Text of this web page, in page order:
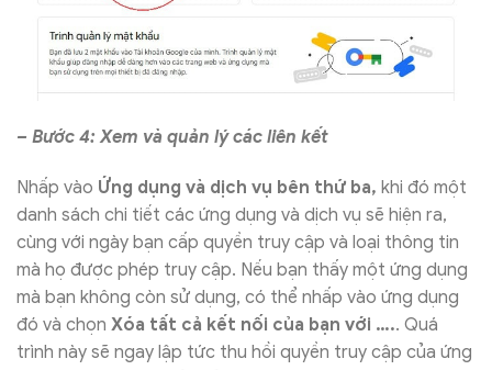
– Bước 4: Xem và quản lý các liên kết
Nhấp vào Ứng dụng và dịch vụ bên thứ ba, khi đó một
danh sách chi tiết các ứng dụng và dịch vụ sẽ hiện ra,
cùng với ngày bạn cấp quyền truy cập và loại thông tin
mà họ được phép truy cập. Nếu bạn thấy một ứng dụng
mà bạn không còn sử dụng, có thể nhấp vào ứng dụng
đó và chọn Xóa tất cả kết nối của bạn với ….. Quá
trình này sẽ ngay lập tức thu hồi quyền truy cập của ứng